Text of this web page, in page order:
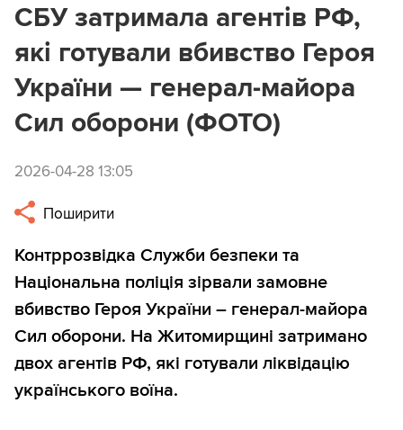
СБУ затримала агентів РФ,
які готували вбивство Героя
України — генерал-майора
Сил оборони (ФОТО)
2026-04-28 13:05
Поширити
Контррозвідка Служби безпеки та
Національна поліція зірвали замовне
вбивство Героя України – генерал-майора
Сил оборони. На Житомирщині затримано
двох агентів РФ, які готували ліквідацію
українського воїна.